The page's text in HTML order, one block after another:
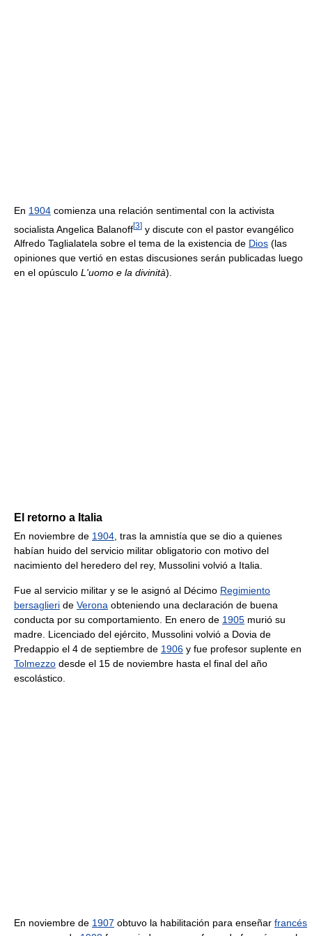
En 1904 comienza una relación sentimental con la activista
socialista Angelica Balanoff[3] y discute con el pastor evangélico
Alfredo Taglialatela sobre el tema de la existencia de Dios (las
opiniones que vertió en estas discusiones serán publicadas luego
en el opúsculo L'uomo e la divinità).
El retorno a Italia
En noviembre de 1904, tras la amnistía que se dio a quienes
habían huido del servicio militar obligatorio con motivo del
nacimiento del heredero del rey, Mussolini volvió a Italia.
Fue al servicio militar y se le asignó al Décimo Regimiento
bersaglieri de Verona obteniendo una declaración de buena
conducta por su comportamiento. En enero de 1905 murió su
madre. Licenciado del ejército, Mussolini volvió a Dovia de
Predappio el 4 de septiembre de 1906 y fue profesor suplente en
Tolmezzo desde el 15 de noviembre hasta el final del año
escolástico.
En noviembre de 1907 obtuvo la habilitación para enseñar francés